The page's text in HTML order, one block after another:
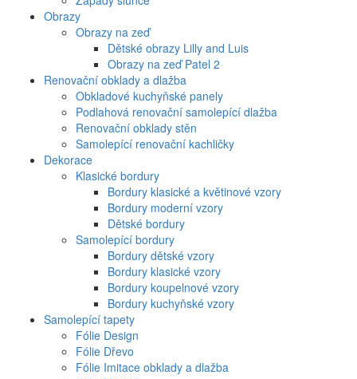
Obrazy
Obrazy na zeď
Dětské obrazy Lilly and Luis
Obrazy na zeď Patel 2
Renovační obklady a dlažba
Obkladové kuchyňské panely
Podlahová renovační samolepící dlažba
Renovační obklady stěn
Samolepící renovační kachličky
Dekorace
Klasické bordury
Bordury klasické a květinové vzory
Bordury moderní vzory
Dětské bordury
Samolepící bordury
Bordury dětské vzory
Bordury klasické vzory
Bordury koupelnové vzory
Bordury kuchyňské vzory
Samolepící tapety
Fólie Design
Fólie Dřevo
Fólie Imitace obklady a dlažba